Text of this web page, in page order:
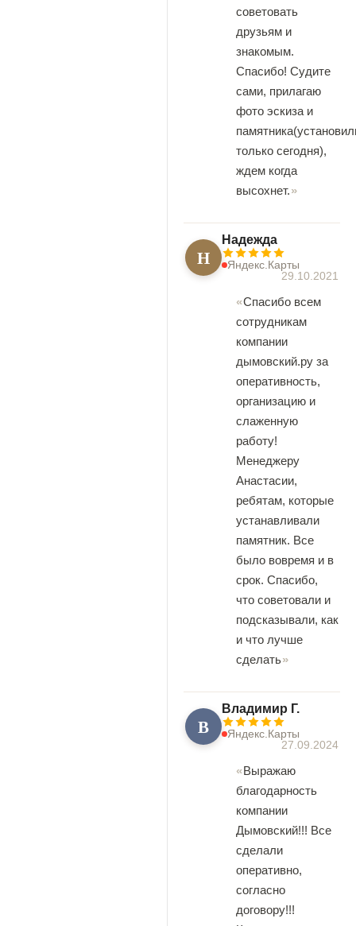
советовать
друзьям и
знакомым.
Спасибо! Судите
сами, прилагаю
фото эскиза и
только сегодня),
ждем когда
высохнет.
Н
Надежда
Яндекс.Карты
29.10.2021
Спасибо всем
сотрудникам
компании
дымовский.ру за
оперативность,
организацию и
слаженную
работу!
Менеджеру
Анастасии,
ребятам, которые
устанавливали
памятник. Все
было вовремя и в
срок. Спасибо,
что советовали и
подсказывали, как
и что лучше
сделать
В
Владимир Г.
Яндекс.Карты
27.09.2024
Выражаю
благодарность
компании
Дымовский!!! Все
сделали
оперативно,
согласно
договору!!!